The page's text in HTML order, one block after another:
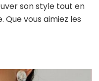
son style tout en
vous aimiez les